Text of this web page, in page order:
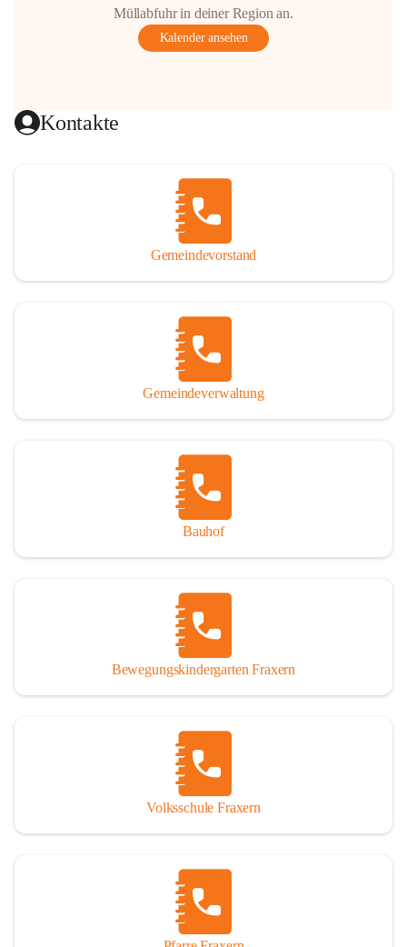
Müllabfuhr in deiner Region an.
Kalender ansehen
Kontakte
Gemeindevorstand
Gemeindeverwaltung
Bauhof
Bewegungskindergarten Fraxern
Volksschule Fraxern